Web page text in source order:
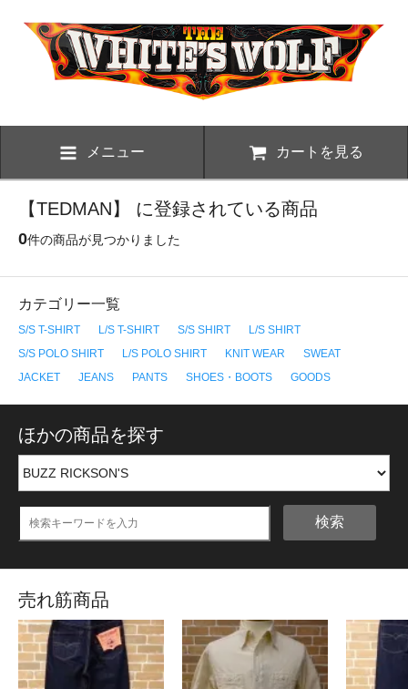
メニュー カートを見る
【TEDMAN】 に登録されている商品
0件の商品が見つかりました
カテゴリー一覧
S/S T-SHIRT L/S T-SHIRT S/S SHIRT
L/S SHIRT
S/S POLO SHIRT
L/S POLO SHIRT KNIT WEAR
SWEAT
JACKET
JEANS PANTS SHOES・BOOTS GOODS
ほかの商品を探す
検索
売れ筋商品